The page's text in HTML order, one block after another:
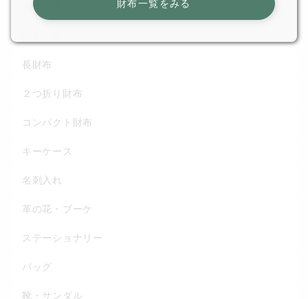
全てのアイテム
長財布
２つ折り財布
コンパクト財布
キーケース
名刺入れ
革の花・ブーケ
ステーショナリー
バッグ
靴・サンダル
財布一覧をみる